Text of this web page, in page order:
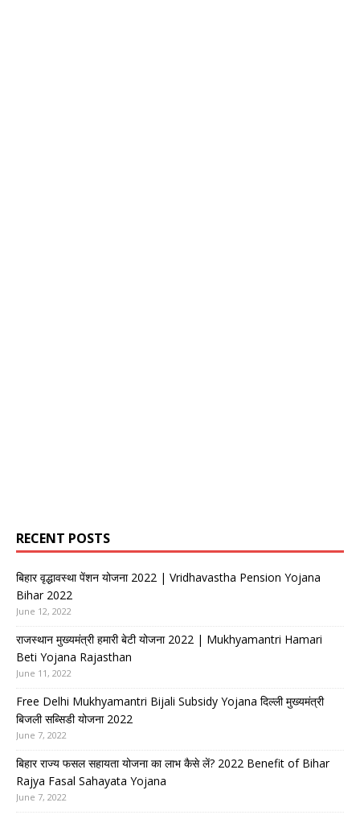
RECENT POSTS
बिहार वृद्धावस्था पेंशन योजना 2022 | Vridhavastha Pension Yojana
Bihar 2022
June 12, 2022
राजस्थान मुख्यमंत्री हमारी बेटी योजना 2022 | Mukhyamantri Hamari
Beti Yojana Rajasthan
June 11, 2022
Free Delhi Mukhyamantri Bijali Subsidy Yojana दिल्ली मुख्यमंत्री
बिजली सब्सिडी योजना 2022
June 7, 2022
बिहार राज्य फसल सहायता योजना का लाभ कैसे लें? 2022 Benefit of Bihar
Rajya Fasal Sahayata Yojana
June 7, 2022